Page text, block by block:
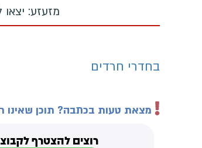
מזעזע: יצאו
בחדרי חרדים
מצאת טעות בכתבה? תוכן שאינו
רוצים להצטרף